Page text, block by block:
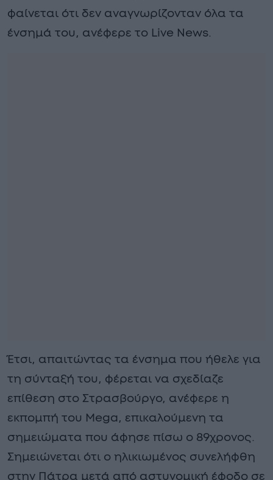
φαίνεται ότι δεν αναγνωρίζονταν όλα τα
ένσημά του, ανέφερε το Live News.
Έτσι, απαιτώντας τα ένσημα που ήθελε για
τη σύνταξή του, φέρεται να σχεδίαζε
επίθεση στο Στρασβούργο, ανέφερε η
εκπομπή του Mega, επικαλούμενη τα
σημειώματα που άφησε πίσω ο 89χρονος.
Σημειώνεται ότι ο ηλικιωμένος συνελήφθη
στην Πάτρα μετά από αστυνομική έφοδο σε